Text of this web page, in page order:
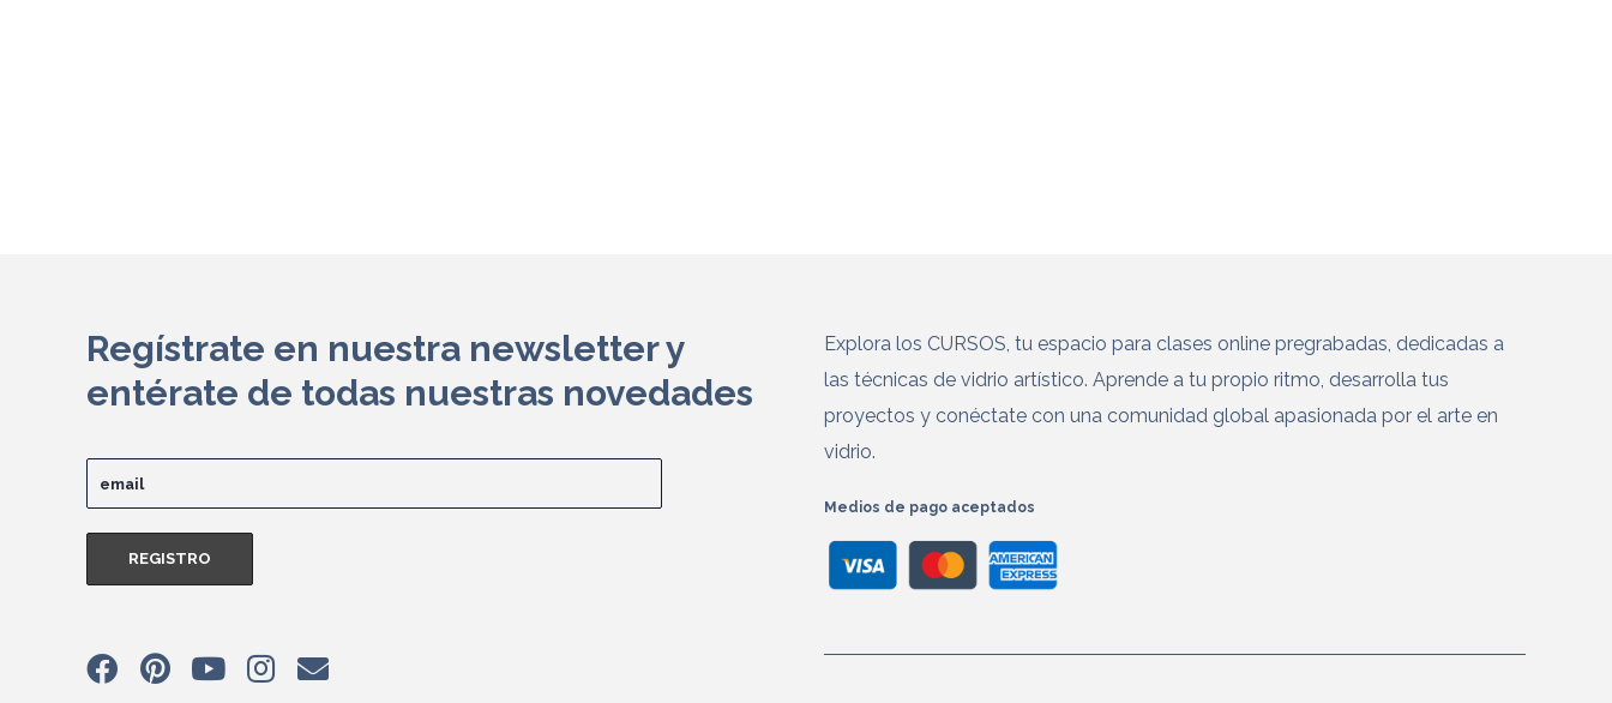
Regístrate en nuestra newsletter y
entérate de todas nuestras novedades
Explora los CURSOS, tu espacio para clases online pregrabadas, dedicadas a
las técnicas de vidrio artístico. Aprende a tu propio ritmo, desarrolla tus
proyectos y conéctate con una comunidad global apasionada por el arte en
vidrio.
Medios de pago aceptados